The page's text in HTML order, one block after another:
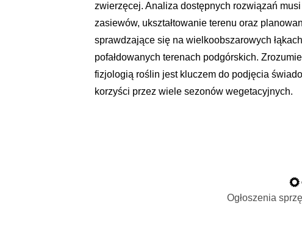
zwierzęcej. Analiza dostępnych rozwiązań
zasiewów, ukształtowanie terenu oraz
sprawdzające się na wielkoobszarowych
pofałdowanych terenach podgórskich.
fizjologią roślin jest kluczem do podjęcia
korzyści przez wiele sezonów wegetacyjnych.
Ogłoszenia